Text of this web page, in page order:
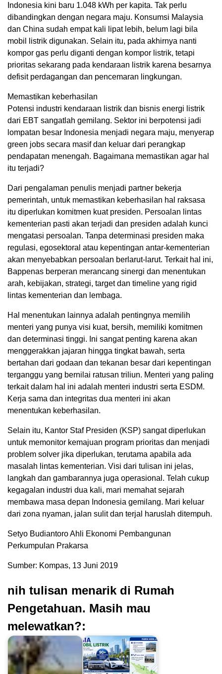
Indonesia kini baru 1.048 kWh per kapita. Tak perlu
dibandingkan dengan negara maju. Konsumsi Malaysia
dan China sudah empat kali lipat lebih, belum lagi bila
mobil listrik digunakan. Selain itu, pada akhirnya nanti
kompor gas perlu diganti dengan kompor listrik, tetapi
prioritas sekarang pada kendaraan listrik karena besarnya
defisit perdagangan dan pencemaran lingkungan.
Memastikan keberhasilan
Potensi industri kendaraan listrik dan bisnis energi listrik
dari EBT sangatlah gemilang. Sektor ini berpotensi jadi
lompatan besar Indonesia menjadi negara maju, menyerap
green jobs secara masif dan keluar dari perangkap
pendapatan menengah. Bagaimana memastikan agar hal
itu terjadi?
Dari pengalaman penulis menjadi partner bekerja
pemerintah, untuk memastikan keberhasilan hal raksasa
itu diperlukan komitmen kuat presiden. Persoalan lintas
kementerian pasti akan terjadi dan presiden adalah kunci
mengatasi persoalan. Tanpa determinasi presiden maka
regulasi, egosektoral atau kepentingan antar-kementerian
akan menyebabkan persoalan berlarut-larut. Terkait hal ini,
Bappenas berperan merancang sinergi dan menentukan
arah, kebijakan, strategi, target dan timeline yang rigid
lintas kementerian dan lembaga.
Hal menentukan lainnya adalah pentingnya memilih
menteri yang punya visi kuat, bersih, memiliki komitmen
dan determinasi tinggi. Ini sangat penting karena akan
menggerakkan jajaran hingga tingkat bawah, serta
bertahan dari godaan dan tekanan besar dari kepentingan
terganggu yang bernilai ratusan triliun. Menteri yang paling
terkait dalam hal ini adalah menteri industri serta ESDM.
Kerja sama dan integritas dua menteri ini akan
menentukan keberhasilan.
Selain itu, Kantor Staf Presiden (KSP) sangat diperlukan
untuk memonitor kemajuan program prioritas dan menjadi
problem solver jika diperlukan, terutama apabila ada
masalah lintas kementerian. Visi dari tulisan ini jelas,
langkah dan gambarannya juga operasional. Telah cukup
kegagalan industri dua kali, mari memahat sejarah
membawa masa depan Indonesia gemilang. Mari keluar
dari zona nyaman, jalan sulit dan terjal haruslah ditempuh.
Setyo Budiantoro Ahli Ekonomi Pembangunan
Perkumpulan Prakarsa
Sumber: Kompas, 13 Juni 2019
nih tulisan menarik di Rumah
Pengetahuan. Masih mau
melewatkan?: